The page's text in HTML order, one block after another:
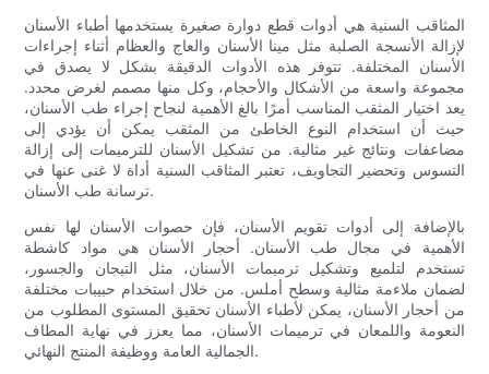
المثاقب السنية هي أدوات قطع دوارة صغيرة يستخدمها أطباء الأسنان
لإزالة الأنسجة الصلبة مثل مينا الأسنان والعاج والعظام أثناء إجراءات
الأسنان المختلفة. تتوفر هذه الأدوات الدقيقة بشكل لا يصدق في
مجموعة واسعة من الأشكال والأحجام، وكل منها مصمم لغرض محدد.
يعد اختيار المثقب المناسب أمرًا بالغ الأهمية لنجاح إجراء طب الأسنان،
حيث أن استخدام النوع الخاطئ من المثقب يمكن أن يؤدي إلى
مضاعفات ونتائج غير مثالية. من تشكيل الأسنان للترميمات إلى إزالة
التسوس وتحضير التجاويف، تعتبر المثاقب السنية أداة لا غنى عنها في
ترسانة طب الأسنان.
بالإضافة إلى أدوات تقويم الأسنان، فإن حصوات الأسنان لها نفس
الأهمية في مجال طب الأسنان. أحجار الأسنان هي مواد كاشطة
تستخدم لتلميع وتشكيل ترميمات الأسنان، مثل التيجان والجسور،
لضمان ملاءمة مثالية وسطح أملس. من خلال استخدام حبيبات مختلفة
من أحجار الأسنان، يمكن لأطباء الأسنان تحقيق المستوى المطلوب من
النعومة واللمعان في ترميمات الأسنان، مما يعزز في نهاية المطاف
الجمالية العامة ووظيفة المنتج النهائي.